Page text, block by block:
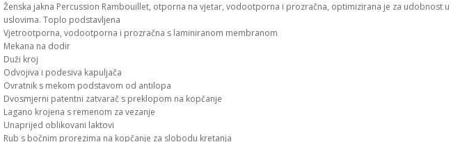
Ženska jakna Percussion Rambouillet, otporna na vjetar, vodootporna i prozračna, optimizirana je za udobnost
uslovima. Toplo podstavljena
Vjetrootporna, vodootporna i prozračna s laminiranom membranom
Mekana na dodir
Duži kroj
Odvojiva i podesiva kapuljača
Ovratnik s mekom podstavom od antilopa
Dvosmjerni patentni zatvarač s preklopom na kopčanje
Lagano krojena s remenom za vezanje
Unaprijed oblikovani laktovi
Rub s bočnim prorezima na kopčanje za slobodu kretanja